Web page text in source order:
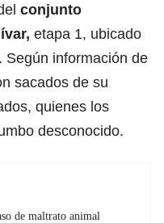
conjunto
etapa 1, ubicado
Según información de
sacados de su
quienes los
desconocido.
de maltrato animal